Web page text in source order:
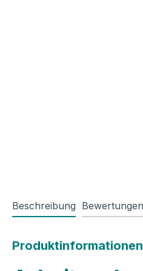
Beschreibung Bewertungen